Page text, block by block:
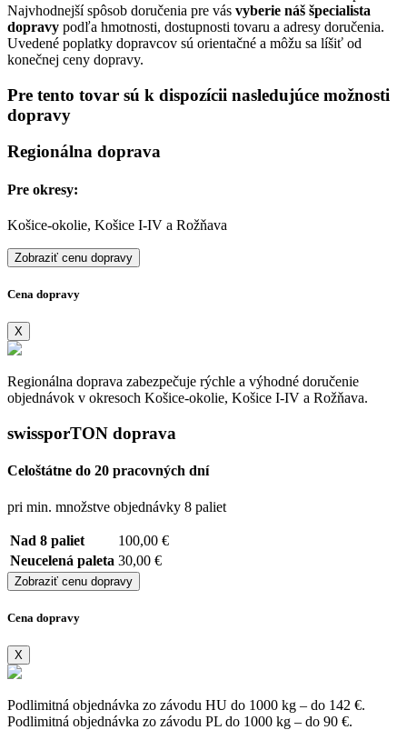
Najvhodnejší spôsob doručenia pre vás vyberie náš špecialista
dopravy podľa hmotnosti, dostupnosti tovaru a adresy doručenia.
Uvedené poplatky dopravcov sú orientačné a môžu sa líšiť od
konečnej ceny dopravy.
Pre tento tovar sú k dispozícii nasledujúce možnosti
dopravy
Regionálna doprava
Pre okresy:
Košice-okolie, Košice I-IV a Rožňava
Zobraziť cenu dopravy
Cena dopravy
X
Regionálna doprava zabezpečuje rýchle a výhodné doručenie
objednávok v okresoch Košice-okolie, Košice I-IV a Rožňava.
swissporTON doprava
Celoštátne do 20 pracovných dní
pri min. množstve objednávky 8 paliet
Nad 8 paliet
100,00 €
Neucelená paleta 30,00 €
Zobraziť cenu dopravy
Cena dopravy
X
Podlimitná objednávka zo závodu HU do 1000 kg – do 142 €.
Podlimitná objednávka zo závodu PL do 1000 kg – do 90 €.